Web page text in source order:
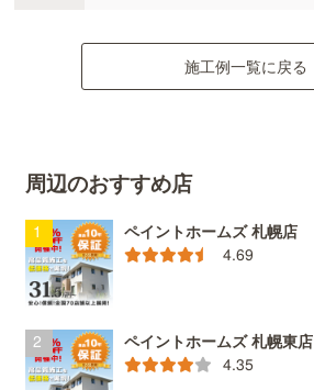
施工例一覧に戻る
周辺のおすすめ店
ペイントホームズ 札幌店
4.69
ペイントホームズ 札幌東店
4.35